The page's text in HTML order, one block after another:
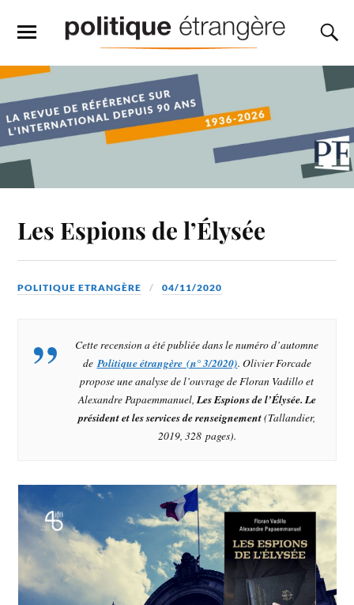
Les Espions de l’Élysée
POLITIQUE ETRANGÈRE 04/11/2020
Cette recension a été publiée dans le numéro d’automne
dePolitique étrangère(n° 3/2020). Olivier Forcade
propose une analyse de l’ouvrage de Floran Vadillo et
Alexandre Papaemmanuel,Les Espions de l’Élysée. Le
président et les services de renseignement(Tallandier,
2019, 328 pages).